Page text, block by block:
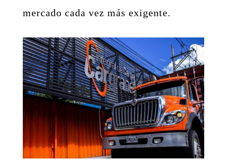
mercado cada vez más exigente.